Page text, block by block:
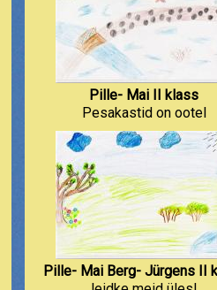
Pille- Mai II klass
Pesakastid on ootel
Pille- Mai Berg- Jürgens II